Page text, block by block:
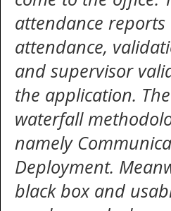
attendance
attendance,
and supervisor
the application.
waterfall
namely
Deployment.
black box and